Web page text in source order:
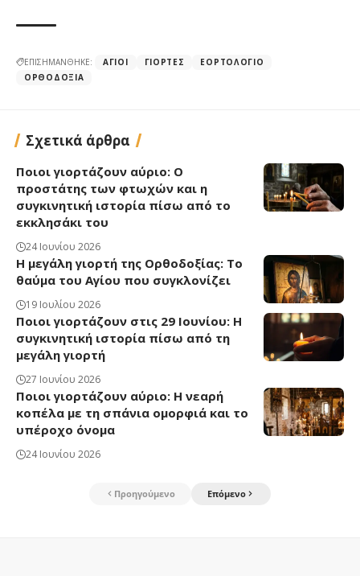
ΕΠΙΣΗΜΑΝΘΗΚΕ: ΆΓΙΟΙ ΓΙΟΡΤΈΣ
ΕΟΡΤΟΛΌΓΙΟ
ΟΡΘΟΔΟΞΊΑ
Σχετικά άρθρα
Ποιοι γιορτάζουν αύριο: Ο
προστάτης των φτωχών και η
συγκινητική ιστορία πίσω από το
εκκλησάκι του
24 Ιουνίου 2026
Η μεγάλη γιορτή της Ορθοδοξίας: Το
θαύμα του Αγίου που συγκλονίζει
19 Ιουλίου 2026
Ποιοι γιορτάζουν στις 29 Ιουνίου: Η
συγκινητική ιστορία πίσω από τη
μεγάλη γιορτή
27 Ιουνίου 2026
Ποιοι γιορτάζουν αύριο: Η νεαρή
κοπέλα με τη σπάνια ομορφιά και το
υπέροχο όνομα
24 Ιουνίου 2026
Προηγούμενο Επόμενο